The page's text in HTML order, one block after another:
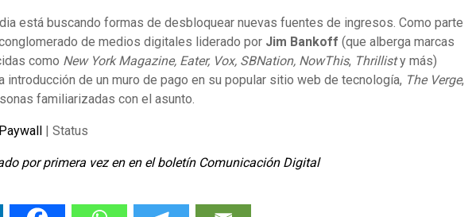
está buscando formas de desbloquear nuevas fuentes de ingresos. Como parte
de medios digitales liderado por Jim Bankoff (que alberga marcas
como New York Magazine, Eater, Vox, SBNation, NowThis, Thrillisty más)
introducción de un muro de pago en su popular sitio web de tecnología, The Verge,
familiarizadas con el asunto.
| Status
por primera vez en en el boletín Comunicación Digital